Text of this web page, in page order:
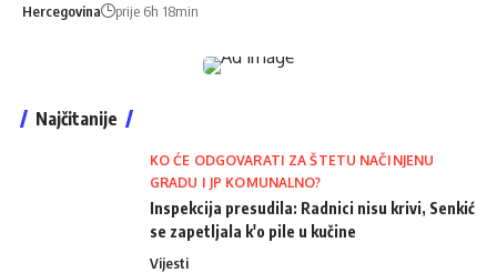
Hercegovina prije 6h 18min
Najčitanije
KO ĆE ODGOVARATI ZA ŠTETU NAČINJENU
GRADU I JP KOMUNALNO?
Inspekcija presudila: Radnici nisu krivi, Senkić
se zapetljala k'o pile u kučine
Vijesti